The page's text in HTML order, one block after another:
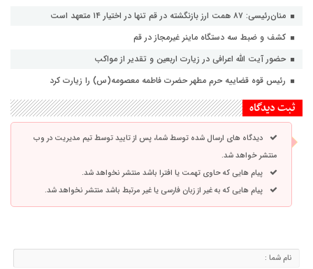
منان‌رئیسی: ۸۷ همت ارز بازنگشته در قم تنها در اختیار ۱۴ متعهد است
کشف و ضبط سه دستگاه ماینر غیرمجاز در قم
حضور آیت الله اعرافی در زیارت اربعین و تقدیر از مواکب
رئیس قوه قضاییه حرم مطهر حضرت فاطمه معصومه(س) را زیارت کرد
ثبت دیدگاه
دیدگاه های ارسال شده توسط شما، پس از تایید توسط تیم مدیریت در وب
منتشر خواهد شد.
پیام هایی که حاوی تهمت یا افترا باشد منتشر نخواهد شد.
پیام هایی که به غیر از زبان فارسی یا غیر مرتبط باشد منتشر نخواهد شد.